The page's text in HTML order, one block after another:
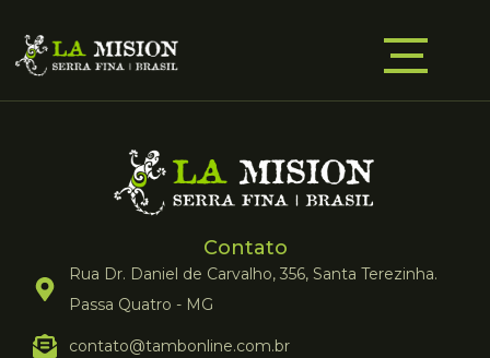
Contato
Rua Dr. Daniel de Carvalho, 356, Santa Terezinha.
Passa Quatro - MG
contato@tambonline.com.br